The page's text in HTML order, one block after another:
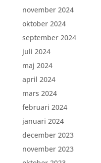
november 2024
oktober 2024
september 2024
juli 2024
maj 2024
april 2024
mars 2024
februari 2024
januari 2024
december 2023
november 2023